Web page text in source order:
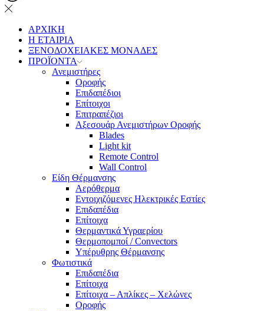
ΑΡΧΙΚΗ
Η ΕΤΑΙΡΙΑ
ΞΕΝΟΔΟΧΕΙΑΚΕΣ ΜΟΝΑΔΕΣ
ΠΡΟΪΟΝΤΑ
Ανεμιστήρες
Οροφής
Επιδαπέδιοι
Επίτοιχοι
Επιτραπέζιοι
Αξεσουάρ Ανεμιστήρων Οροφής
Blades
Light kit
Remote Control
Wall Control
Είδη Θέρμανσης
Αερόθερμα
Εντοιχιζόμενες Ηλεκτρικές Εστίες
Επιδαπέδια
Επίτοιχα
Θερμαντικά Υγραερίου
Θερμοπομποί / Convectors
Υπέρυθρης Θέρμανσης
Φωτιστικά
Επιδαπέδια
Επίτοιχα
Επίτοιχα – Απλίκες – Χελώνες
Οροφής